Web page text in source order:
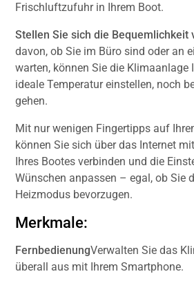
Frischluftzufuhr in Ihrem Boot.
Stellen Sie sich die Bequemlichkeit
davon, ob Sie im Büro sind oder an
warten, können Sie die Klimaanlage
ideale Temperatur einstellen, noch
gehen.
Mit nur wenigen Fingertipps auf
können Sie sich über das Internet
Ihres Bootes verbinden und die
Wünschen anpassen – egal, ob Sie
Heizmodus bevorzugen.
Merkmale:
FernbedienungVerwalten Sie das
überall aus mit Ihrem Smartphone.